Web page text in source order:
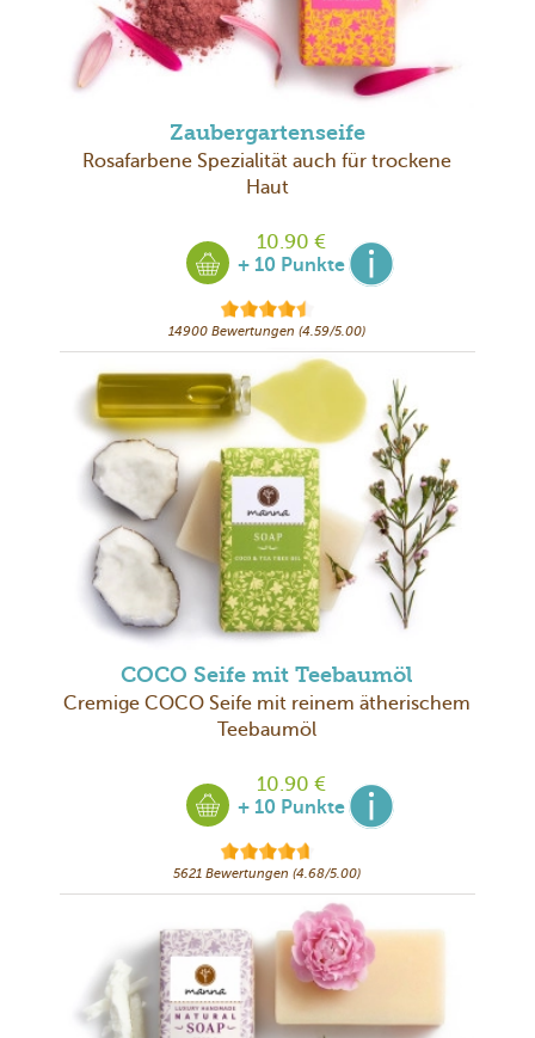
Zaubergartenseife
Rosafarbene Spezialität auch für trockene
Haut
10.90 €
+ 10 Punkte
14900 Bewertungen (4.59/5.00)
COCO Seife mit Teebaumöl
Cremige COCO Seife mit reinem ätherischem
Teebaumöl
10.90 €
+ 10 Punkte
5621 Bewertungen (4.68/5.00)